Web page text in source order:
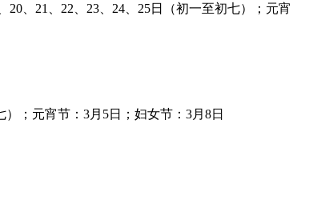
、21、22、23、24、25日（初一至初七）；元宵
；元宵节：3月5日；妇女节：3月8日